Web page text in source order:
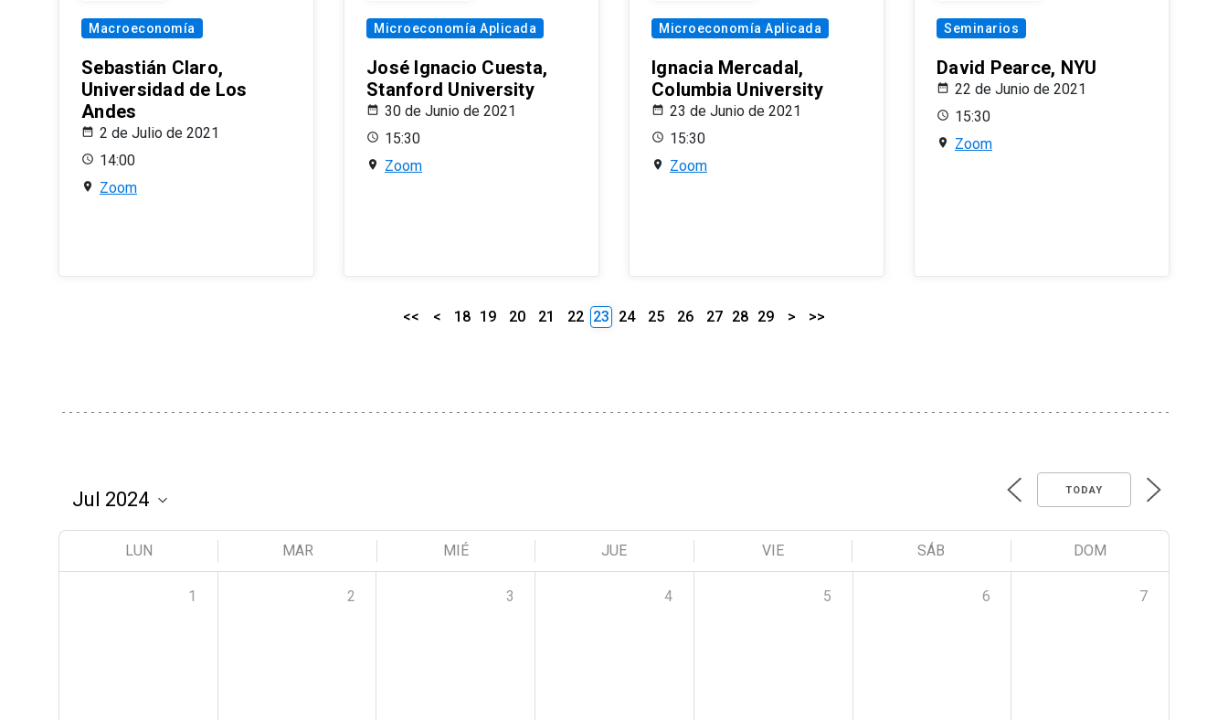
Macroeconomía
Sebastián Claro,
Universidad de Los
Andes
2 de Julio de 2021
14:00
Zoom
Microeconomía Aplicada
José Ignacio Cuesta,
Stanford University
30 de Junio de 2021
15:30
Zoom
Microeconomía Aplicada
Ignacia Mercadal,
Columbia University
23 de Junio de 2021
15:30
Zoom
Seminarios
David Pearce, NYU
22 de Junio de 2021
15:30
Zoom
<< < 18 19 20 21 22 23 24 25 26 27 28 29 > >>
TODAY
LUN MAR MIÉ JUE VIE SÁB DOM
1 2 3 4 5 6 7